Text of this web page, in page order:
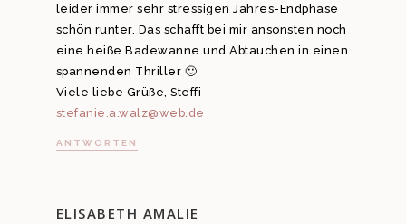
leider immer sehr stressigen Jahres-Endphase
schön runter. Das schafft bei mir ansonsten noch
eine heiße Badewanne und Abtauchen in einen
spannenden Thriller 🙂
Viele liebe Grüße, Steffi
stefanie.a.walz@web.de
ANTWORTEN
ELISABETH AMALIE